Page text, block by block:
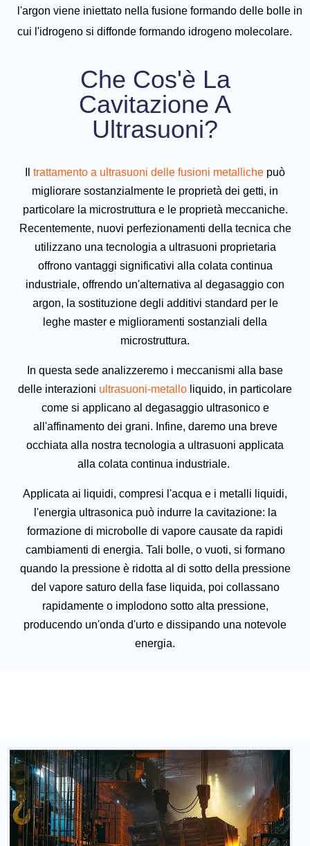
Che Cos'è La
Cavitazione A
Ultrasuoni?
trattamento a ultrasuoni delle fusioni metalliche può
migliorare sostanzialmente le proprietà dei getti, in
particolare la microstruttura e le proprietà meccaniche.
Recentemente, nuovi perfezionamenti della tecnica che
utilizzano una tecnologia a ultrasuoni proprietaria
offrono vantaggi significativi alla colata continua
industriale, offrendo un'alternativa al degasaggio con
argon, la sostituzione degli additivi standard per le
leghe master e miglioramenti sostanziali della
microstruttura.
In questa sede analizzeremo i meccanismi alla base
delle interazioni ultrasuoni-metallo liquido, in particolare
come si applicano al degasaggio ultrasonico e
all'affinamento dei grani. Infine, daremo una breve
occhiata alla nostra tecnologia a ultrasuoni applicata
alla colata continua industriale.
Applicata ai liquidi, compresi l'acqua e i metalli liquidi,
l'energia ultrasonica può indurre la cavitazione: la
formazione di microbolle di vapore causate da rapidi
cambiamenti di energia. Tali bolle, o vuoti, si formano
quando la pressione è ridotta al di sotto della pressione
del vapore saturo della fase liquida, poi collassano
rapidamente o implodono sotto alta pressione,
producendo un'onda d'urto e dissipando una notevole
energia.
l'argon viene iniettato nella fusione formando delle bolle in
cui l'idrogeno si diffonde formando idrogeno molecolare.